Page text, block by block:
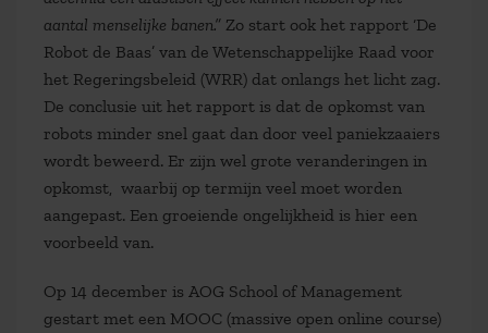
aantal menselijke banen.” Zo start ook het rapport ‘De
Robot de Baas’ van de Wetenschappelijke Raad voor
het Regeringsbeleid (WRR) dat onlangs het licht zag.
De conclusie uit het rapport is dat de opkomst van
robots minder snel gaat dan door veel paniekzaaiers
wordt beweerd. Er zijn wel grote veranderingen in
opkomst, waarbij op termijn veel moet worden
aangepast. Een groeiende ongelijkheid is hier een
voorbeeld van.
Op 14 december is AOG School of Management
gestart met een MOOC (massive open online course)